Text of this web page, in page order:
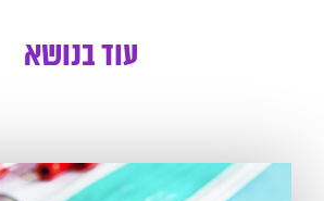
עוד בנושא